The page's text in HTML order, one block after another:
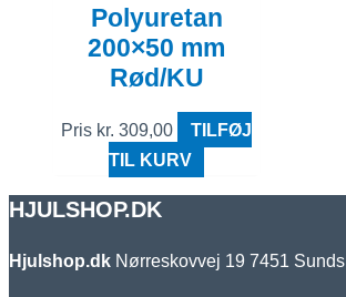
Polyuretan
200×50 mm
Rød/KU
Pris kr. 309,00
TILFØJ
TIL KURV
HJULSHOP.DK
Hjulshop.dk Nørreskovvej 19 7451 Sunds